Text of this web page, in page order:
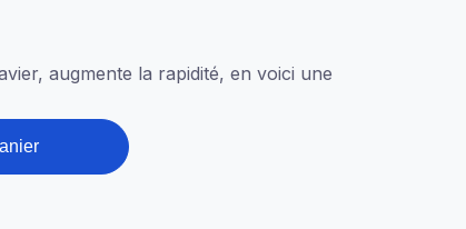
augmente la rapidité, en voici une